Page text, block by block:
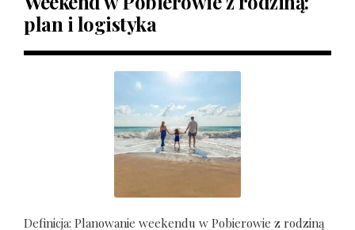
plan i logistyka
Definicja: Planowanie weekendu w Pobierowie z rodziną